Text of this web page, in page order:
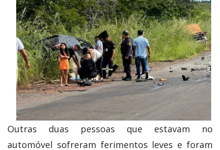
Outras duas pessoas que estavam no
automóvel sofreram ferimentos leves e foram